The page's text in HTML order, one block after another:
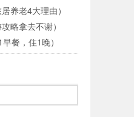
居养老4大理由）
略拿去不谢）
早餐，住1晚）